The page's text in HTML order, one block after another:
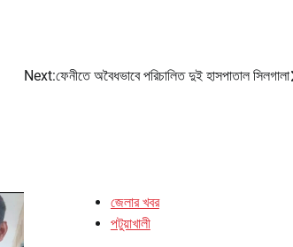
Next:ফেনীতে অবৈধভাবে পরিচালিত দুই হাসপাতাল সিলগালা
জেলার খবর
পটুয়াখালী